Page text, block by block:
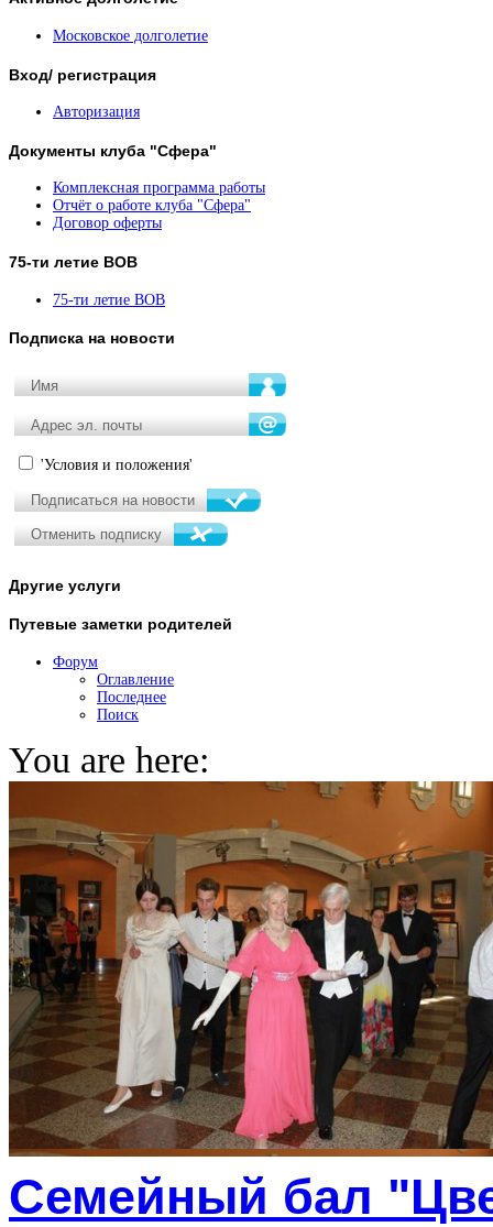
Московское долголетие
Вход/ регистрация
Авторизация
Документы клуба "Сфера"
Комплексная программа работы
Отчёт о работе клуба "Сфера"
Договор оферты
75-ти летие ВОВ
75-ти летие ВОВ
Подписка на новости
'Условия и положения'
Другие услуги
Путевые заметки родителей
Форум
Оглавление
Последнее
Поиск
You are here:
Семейный бал